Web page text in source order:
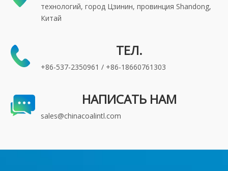
технологий, город Цзинин, провинция Shandong,
Китай
ТЕЛ.
+86-537-2350961 / +86-18660761303
НАПИСАТЬ НАМ
sales@chinacoalintl.com